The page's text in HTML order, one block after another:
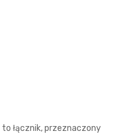
to łącznik, przeznaczony